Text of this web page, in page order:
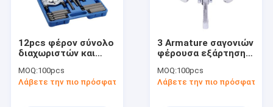
12pcs φέρον σύνολο
διαχωριστών και
MOQ:100pcs
Λάβετε την πιο πρόσφατη τιμή
3 Armature σαγονιών
φέρουσα εξάρτηση
MOQ:100pcs
Λάβετε την πιο πρόσφατη